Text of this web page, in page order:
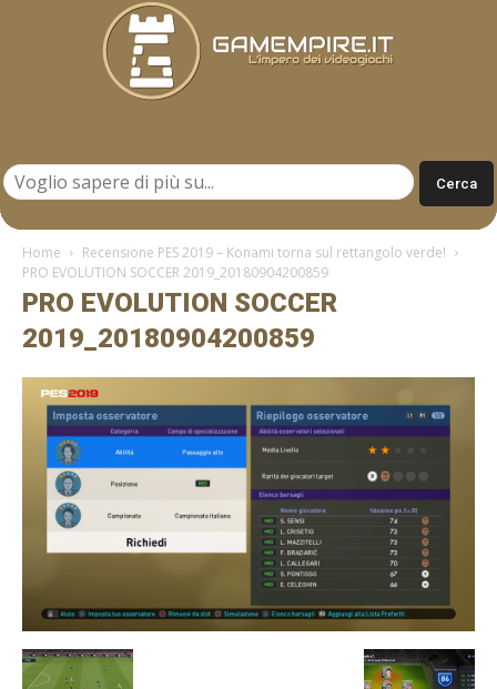
Home
Recensione PES 2019 – Konami torna sul rettangolo verde!
PRO EVOLUTION SOCCER 2019_20180904200859
PRO EVOLUTION SOCCER
2019_20180904200859